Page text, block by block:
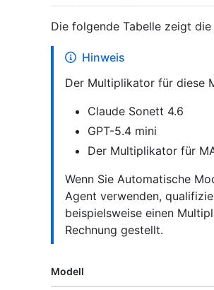
Die folgende Tabelle zeigt
Hinweis
Der Multiplikator für diese
Claude Sonett 4.6
GPT-5.4 mini
Der Multiplikator für
Wenn Sie Automatische
Agent verwenden,
beispielsweise einen
Rechnung gestellt.
Modell